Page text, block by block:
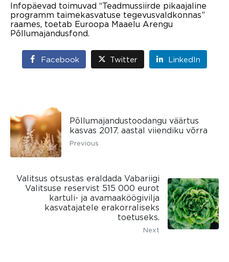
Infopäevad toimuvad “Teadmussiirde pikaajaline
programm taimekasvatuse tegevusvaldkonnas”
raames, toetab Euroopa Maaelu Arengu
Põllumajandusfond.
Facebook Twitter LinkedIn
Põllumajandustoodangu väärtus
kasvas 2017. aastal viiendiku võrra
Previous
Valitsus otsustas eraldada Vabariigi
Valitsuse reservist 515 000 eurot
kartuli- ja avamaaköögivilja
kasvatajatele erakorraliseks
toetuseks.
Next